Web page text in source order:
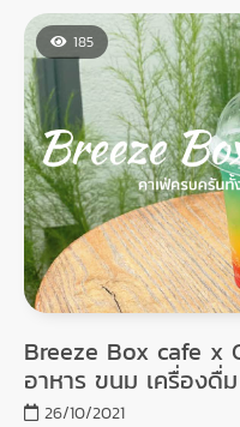
แต่ละร้านสไตล์ไม่เหมือนกั
เมนูอะไรแนะนำ ตามไปดูกัน
185
Breeze Box cafe x
อาหาร ขนม เครื่องดื่
26/10/2021